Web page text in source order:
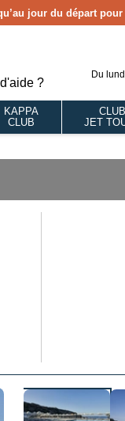
jour du départ pour
?
Du
KAPPA
CLUB
CLUB
JET